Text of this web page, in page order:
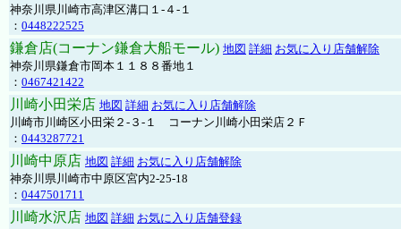
神奈川県川崎市高津区溝口１-４-１
： 0448222525
鎌倉店(コーナン鎌倉大船モール) 地図 詳細 お気に入り店舗解除
神奈川県鎌倉市岡本１１８８番地１
： 0467421422
川崎小田栄店 地図 詳細 お気に入り店舗解除
川崎市川崎区小田栄２‐３‐１ コーナン川崎小田栄店２Ｆ
： 0443287721
川崎中原店 地図 詳細 お気に入り店舗解除
神奈川県川崎市中原区宮内2-25-18
： 0447501711
川崎水沢店 地図 詳細 お気に入り店舗登録